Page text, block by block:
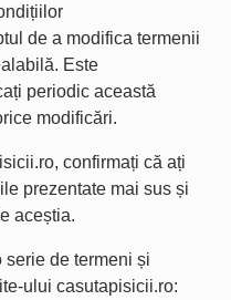
de a modifica termenii
Este
periodic această
modificări.
confirmați că ați
prezentate mai sus și
aceștia.
serie de termeni și
ului casutapisicii.ro: